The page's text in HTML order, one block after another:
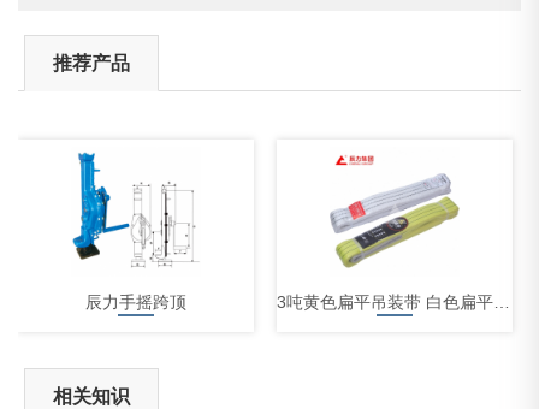
推荐产品
辰力手摇跨顶 3吨黄色扁平吊装带 白色扁平吊装带
相关知识